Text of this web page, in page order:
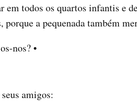
em todos os quartos infantis e
porque a pequenada também
nos? •
amigos: